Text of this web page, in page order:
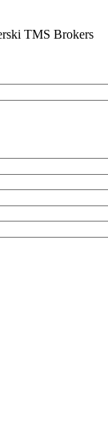
TMS Brokers